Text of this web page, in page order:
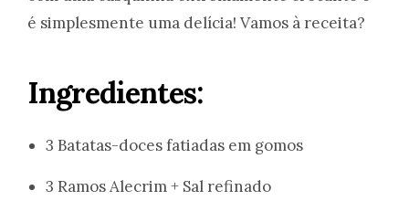
é simplesmente uma delícia! Vamos à receita?
Ingredientes:
3 Batatas-doces fatiadas em gomos
3 Ramos Alecrim + Sal refinado